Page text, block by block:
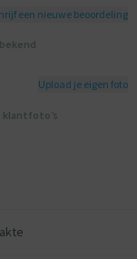
een nieuwe beoordeling
Upload je eigen foto
klantfoto’s